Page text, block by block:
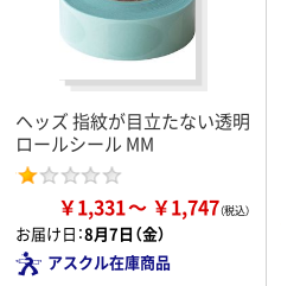
ヘッズ 指紋が目立たない透明
ロールシール MM
￥1,331 ￥1,747
お届け日：8月7日（金）
アスクル在庫商品